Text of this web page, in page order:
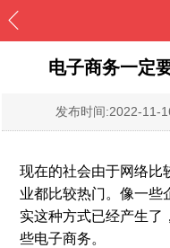
电子商务一定
发布时间:2022-11-
现在的社会由于网络比
业都比较热门。像一些
实这种方式已经产生了
些电子商务。